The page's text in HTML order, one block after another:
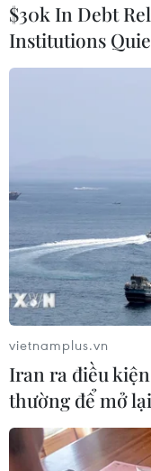
$30k In Debt
Institutions
vietnamplus.vn
Iran ra điều
thường để mở